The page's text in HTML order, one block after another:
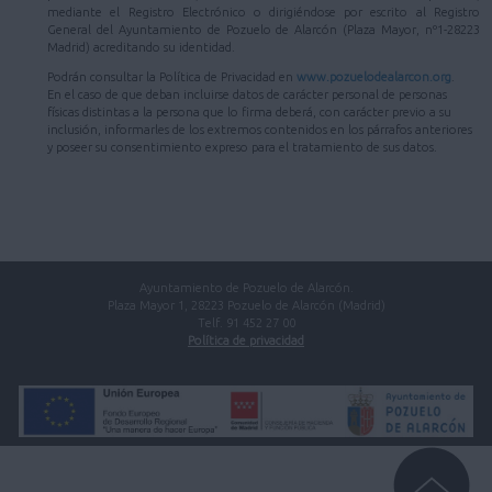
mediante el Registro Electrónico o dirigiéndose por escrito al Registro
General del Ayuntamiento de Pozuelo de Alarcón (Plaza Mayor, nº1-28223
Madrid) acreditando su identidad.
Podrán consultar la Política de Privacidad en www.pozuelodealarcon.org
En el caso de que deban incluirse datos de carácter personal de personas
físicas distintas a la persona que lo firma deberá, con carácter previo a su
inclusión, informarles de los extremos contenidos en los párrafos anteriores
y poseer su consentimiento expreso para el tratamiento de sus datos.
Ayuntamiento de Pozuelo de Alarcón.
Plaza Mayor 1, 28223 Pozuelo de Alarcón (Madrid)
Telf. 91 452 27 00
Política de privacidad